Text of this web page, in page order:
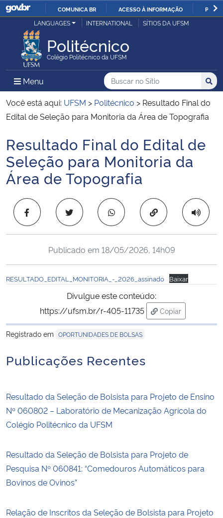
IR
O
COMUNICA BR ACESSO À INFORMAÇÃO
Ministério da Justiça e Segurança Pública
Ministério da Defesa
Ministério das Relações Exteriores
Ministério da Infraestrutura
Ministério da Agricultura, Pecuária e Abastecimento
Ministério da Educação
Ministério de Minas e Energia
Ministério da Ciência, Tecnologia, Inovações e Comunicações
Ministério do Meio Ambiente
Ministério do Turismo
Secretaria-Geral
LANGUAGES INTERNATIONAL SÍTIOS DA UFSM
Politécnico
Colégio Politécnico da UFSM
Menu Menu Principal do Sítio
Busca
Buscar no no Sítio
Busca:
Você está aqui: UFSM > Politécnico > Resultado Final do
Edital de Seleção para Monitoria da Área de Topografia
Início do conteúdo
Resultado Final do Edital de
Seleção para Monitoria da
Área de Topografia
Copiar para área
Publicado em 18/05/2026, 14h09
RESULTADO_EDITAL_MONITORIA_-_2026_assinado Baixar
Divulgue este conteúdo:
https://ufsm.br/r-405-11735
Copiar
para área de
Registrado em OPORTUNIDADES DE BOLSAS
Publicações Recentes
Resultado da Seleção de Bolsista para Projeto de Ensino
Nº 060802 – Laboratório de Mecanização Agrícola do
Colégio Politécnico da UFSM
Resultado da Seleção de Bolsista para Projeto de
Pesquisa Nº 060841: “Comedouros Automáticos para
Bovinos de Ovinos”
Relação de Inscritos da Seleção de Bolsista para Projeto